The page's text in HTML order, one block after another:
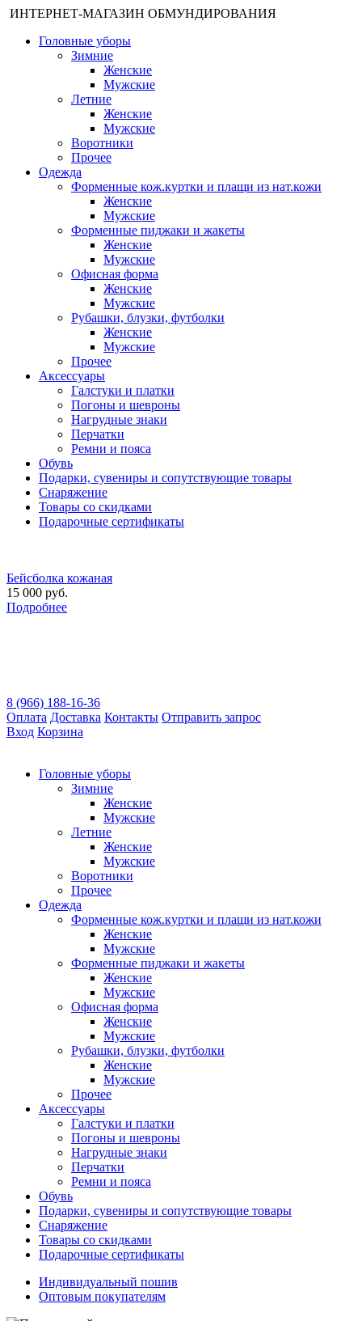
ИНТЕРНЕТ-МАГАЗИН ОБМУНДИРОВАНИЯ
Головные уборы
Зимние
Женские
Мужские
Летние
Женские
Мужские
Воротники
Прочее
Одежда
Форменные кож.куртки и плащи из нат.кожи
Женские
Мужские
Форменные пиджаки и жакеты
Женские
Мужские
Офисная форма
Женские
Мужские
Рубашки, блузки, футболки
Женские
Мужские
Прочее
Аксессуары
Галстуки и платки
Погоны и шевроны
Нагрудные знаки
Перчатки
Ремни и пояса
Обувь
Подарки, сувениры и сопутствующие товары
Снаряжение
Товары со скидками
Подарочные сертификаты
Бейсболка кожаная
15 000 руб.
Подробнее
8 (966) 188-16-36
Оплата Доставка Контакты Отправить запрос
Вход Корзина
Головные уборы
Зимние
Женские
Мужские
Летние
Женские
Мужские
Воротники
Прочее
Одежда
Форменные кож.куртки и плащи из нат.кожи
Женские
Мужские
Форменные пиджаки и жакеты
Женские
Мужские
Офисная форма
Женские
Мужские
Рубашки, блузки, футболки
Женские
Мужские
Прочее
Аксессуары
Галстуки и платки
Погоны и шевроны
Нагрудные знаки
Перчатки
Ремни и пояса
Обувь
Подарки, сувениры и сопутствующие товары
Снаряжение
Товары со скидками
Подарочные сертификаты
Индивидуальный пошив
Оптовым покупателям